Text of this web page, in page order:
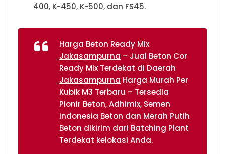
400, K-450, K-500, dan FS45.
Harga Beton Ready Mix
Jakasampurna – Jual Beton Cor
Ready Mix Terdekat di Daerah
Jakasampurna Harga Murah Per
Kubik M3 Terbaru – Tersedia
Pionir Beton, Adhimix, Semen
Indonesia Beton dan Merah Putih
Beton dikirim dari Batching Plant
Terdekat kelokasi Anda.